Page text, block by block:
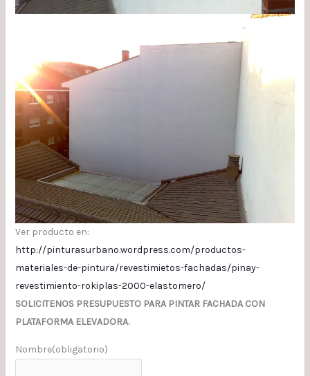
Ver producto en:
http://pinturasurbano.wordpress.com/productos-
materiales-de-pintura/revestimietos-fachadas/pinay-
revestimiento-rokiplas-2000-elastomero/
SOLICITENOS PRESUPUESTO PARA PINTAR FACHADA CON
PLATAFORMA ELEVADORA.
Nombre(obligatorio)